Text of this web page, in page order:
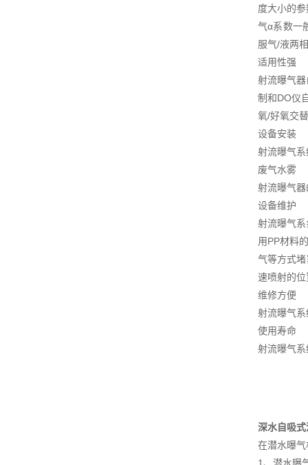
度大小的
气α系数一
服气/液两
适用性强
射流曝气
制和DO仪
氧/好氧交
设备安装
射流曝气
废气水雾
射流曝气
设备维护
射流曝气
用PP材料
气等方式
速喷射的
维修方便
射流曝气
使用寿命
射流曝气
深水自吸
在潜水曝